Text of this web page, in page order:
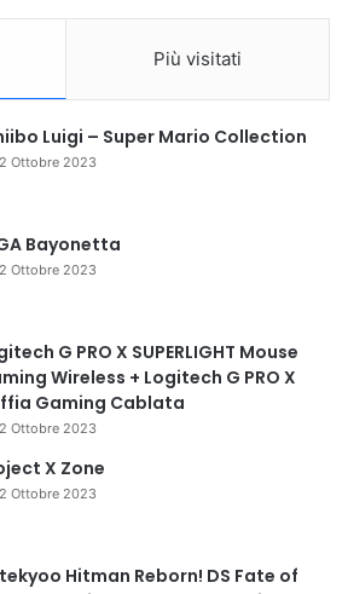
Più visitati
Luigi – Super Mario Collection
Ottobre 2023
Bayonetta
Ottobre 2023
G PRO X SUPERLIGHT Mouse
Wireless + Logitech G PRO X
Gaming Cablata
Ottobre 2023
X Zone
Ottobre 2023
Hitman Reborn! DS Fate of